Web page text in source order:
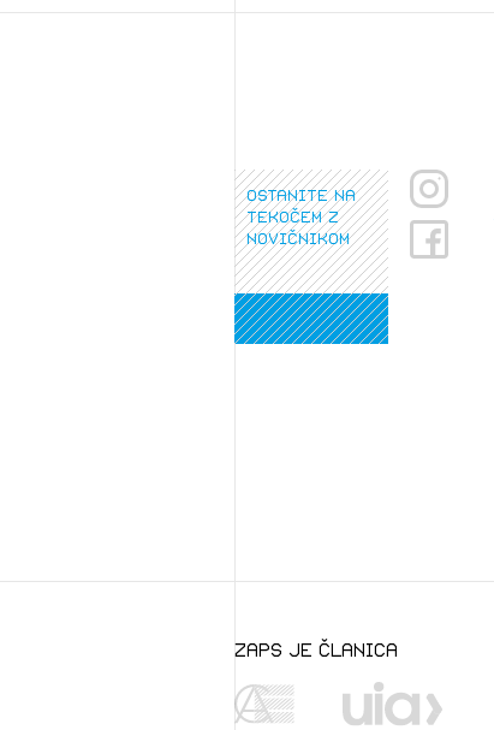
ostanite na
tekočem z
novičnikom
zaps je članica